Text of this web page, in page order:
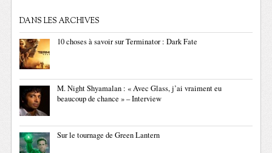
DANS LES ARCHIVES
10 choses à savoir sur Terminator : Dark Fate
M. Night Shyamalan : « Avec Glass, j’ai vraiment eu
beaucoup de chance » – Interview
Sur le tournage de Green Lantern